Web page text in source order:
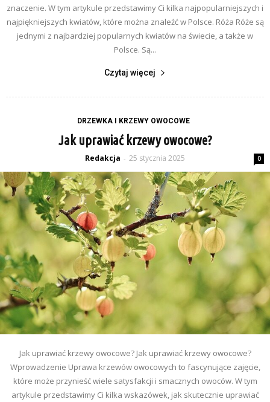
znaczenie. W tym artykule przedstawimy Ci kilka najpopularniejszych i
najpiękniejszych kwiatów, które można znaleźć w Polsce. Róża Róże są
jednymi z najbardziej popularnych kwiatów na świecie, a także w
Polsce. Są...
Czytaj więcej
DRZEWKA I KRZEWY OWOCOWE
Jak uprawiać krzewy owocowe?
Redakcja - 25 stycznia 2025 0
Jak uprawiać krzewy owocowe? Jak uprawiać krzewy owocowe?
Wprowadzenie Uprawa krzewów owocowych to fascynujące zajęcie,
które może przynieść wiele satysfakcji i smacznych owoców. W tym
artykule przedstawimy Ci kilka wskazówek, jak skutecznie uprawiać